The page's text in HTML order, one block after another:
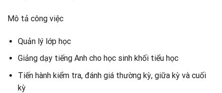
Mô tả công việc
Quản lý lớp học
Giảng dạy tiếng Anh cho học sinh khối tiểu học
Tiến hành kiểm tra, đánh giá thường kỳ, giữa kỳ và cuối
kỳ